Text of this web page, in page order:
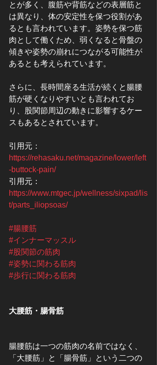
とが多く、腹筋や背筋などの表層筋と
は異なり、体の安定性を保つ役割があ
るとも言われています。姿勢を保つ筋
肉として働くため、弱くなると骨盤の
傾きや姿勢の崩れにつながる可能性が
あるとも考えられています。
さらに、長時間座る生活が続くと腸腰
筋が硬くなりやすいとも言われてお
り、股関節周辺の動きに影響するケー
スもあるとされています。
引用元：
https://rehasaku.net/magazine/lower/left
-buttock-pain/
引用元：
https://www.mtgec.jp/wellness/sixpad/lis
t/parts_iliopsoas/
#腸腰筋
#インナーマッスル
#股関節の筋肉
#姿勢に関わる筋肉
#歩行に関わる筋肉
大腰筋・腸骨筋
腸腰筋は一つの筋肉の名前ではなく、
「大腰筋」と「腸骨筋」という二つの